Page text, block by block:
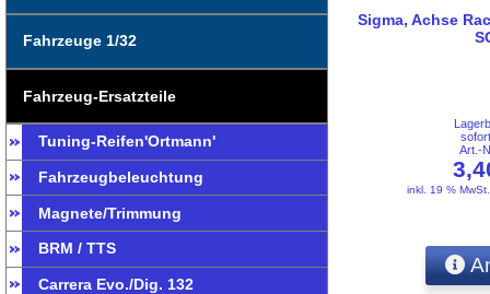
Fahrzeuge 1/32
Fahrzeug-Ersatzteile
Tuning-Reifen'Ortmann'
Fahrzeugbeleuchtung
Magnete/Trimmung
BRM / TTS
Carrera Evo./Dig. 132
Sigma, Achse
Art.-
inkl. 19 %